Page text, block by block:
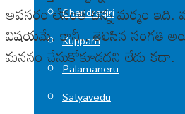
Chandragiri
Kuppam
Palamaneru
Satyavedu
అవసరం లేనంత చిన్న మర్మం ఇది.
విషయమే. కానీ.. తెలిసిన సంగతి
మననం చేసుకోకూడదని లేదు కదా.